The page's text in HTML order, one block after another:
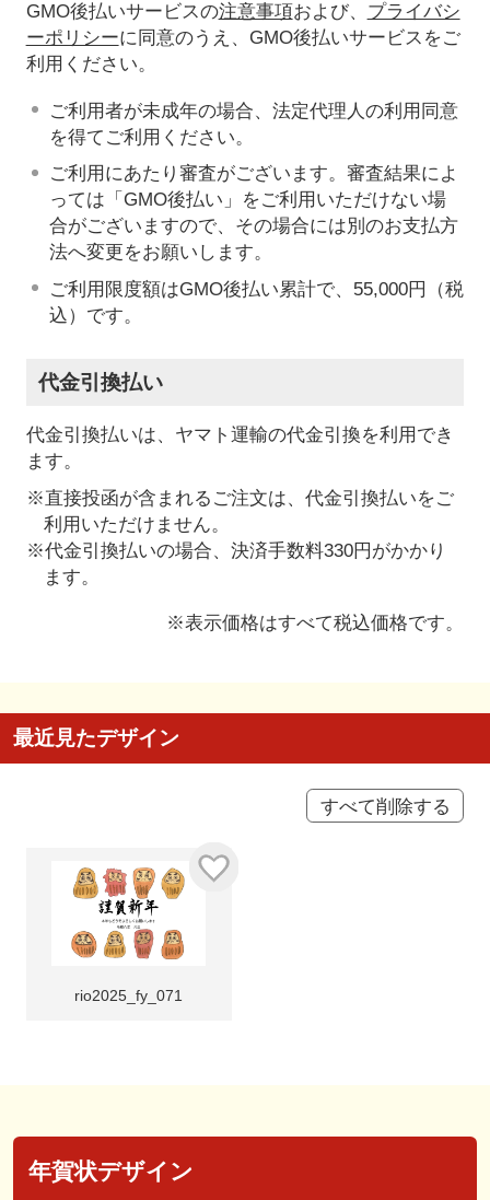
GMO後払いサービスの注意事項および、 プライバシ
ーポリシーに同意のうえ、GMO後払いサービスをご
利用ください。
ご利用者が未成年の場合、法定代理人の利用同意
を得てご利用ください。
ご利用にあたり審査がございます。審査結果によ
っては「GMO後払い」をご利用いただけない場
合がございますので、その場合には別のお支払方
法へ変更をお願いします。
ご利用限度額はGMO後払い累計で、55,000円（税
込）です。
代金引換払い
代金引換払いは、ヤマト運輸の代金引換を利用でき
ます。
※直接投函が含まれるご注文は、代金引換払いをご
利用いただけません。
※代金引換払いの場合、決済手数料330円がかかり
ます。
※表示価格はすべて税込価格です。
最近見たデザイン
すべて削除する
rio2025_fy_071
年賀状デザイン